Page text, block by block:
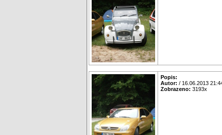
Popis:
Autor: / 16.06.2013
Zobrazeno: 3193x